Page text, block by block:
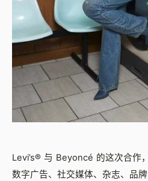
Levi’s® 与 Beyoncé 的这次合作
数字广告、社交媒体、杂志、品